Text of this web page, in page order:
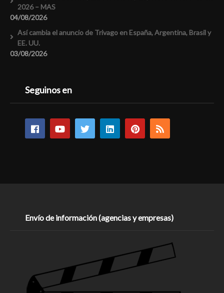
2026 – MAS
04/08/2026
Así cambia el anuncio de Trivago en España, Argentina, Brasil y
EE. UU.
03/08/2026
Seguinos en
Envío de información (agencias y empresas)